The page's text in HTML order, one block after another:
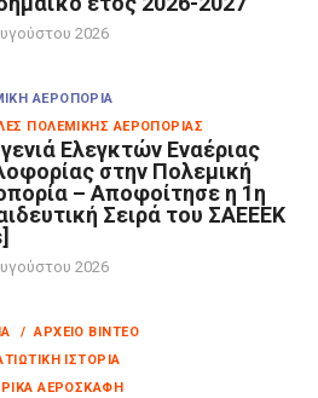
2026
ΑΕΡΟΠΟΡΊΑ
ΠΟΛΕΜΙΚΉΣ ΑΕΡΟΠΟΡΊΑΣ
Ελεγκτών Εναέριας
στην Πολεμική
– Αποφοίτησε η 1η
Σειρά του ΣΑΕΕΕΚ
2026
/ ΑΡΧΕΊΟ ΒΊΝΤΕΟ
ΙΣΤΟΡΊΑ
ΑΕΡΟΣΚΆΦΗ